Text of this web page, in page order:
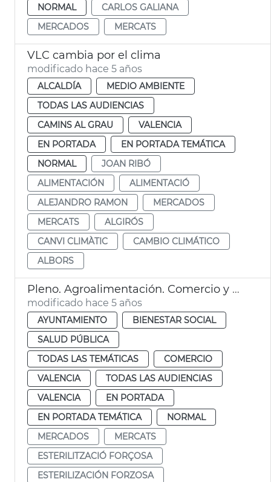
NORMAL
CARLOS GALIANA
MERCADOS
MERCATS
VLC cambia por el clima
modificado hace 5 años
ALCALDÍA
MEDIO AMBIENTE
TODAS LAS AUDIENCIAS
CAMINS AL GRAU
VALENCIA
EN PORTADA
EN PORTADA TEMÁTICA
NORMAL
JOAN RIBÓ
ALIMENTACIÓN
ALIMENTACIÓ
ALEJANDRO RAMON
MERCADOS
MERCATS
ALGIRÓS
CANVI CLIMÀTIC
CAMBIO CLIMÁTICO
ALBORS
Pleno. Agroalimentación. Comercio y mercados. Atención primaria sanidad. Esterilización forzosa
modificado hace 5 años
AYUNTAMIENTO
BIENESTAR SOCIAL
SALUD PÚBLICA
TODAS LAS TEMÁTICAS
COMERCIO
VALENCIA
TODAS LAS AUDIENCIAS
VALENCIA
EN PORTADA
EN PORTADA TEMÁTICA
NORMAL
MERCADOS
MERCATS
ESTERILITZACIÓ FORÇOSA
ESTERILIZACIÓN FORZOSA